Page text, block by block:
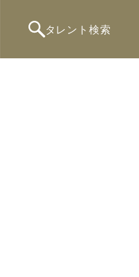
タレント 検索